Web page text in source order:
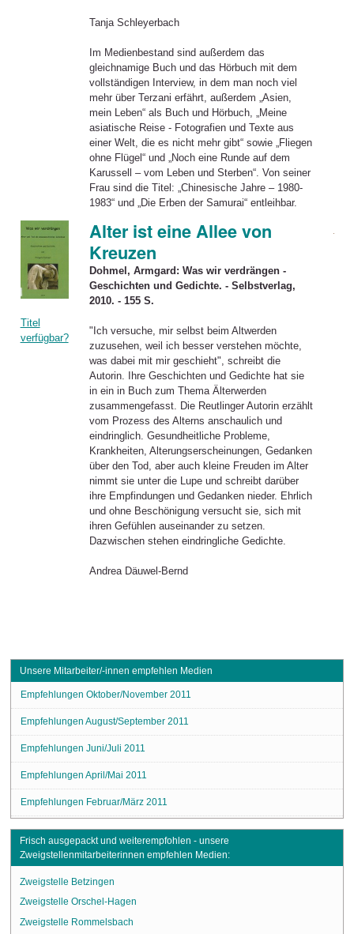
Tanja Schleyerbach
Im Medienbestand sind außerdem das
gleichnamige Buch und das Hörbuch mit dem
vollständigen Interview, in dem man noch viel
mehr über Terzani erfährt, außerdem „Asien,
mein Leben“ als Buch und Hörbuch, „Meine
asiatische Reise - Fotografien und Texte aus
einer Welt, die es nicht mehr gibt“ sowie „Fliegen
ohne Flügel“ und „Noch eine Runde auf dem
Karussell – vom Leben und Sterben“. Von seiner
Frau sind die Titel: „Chinesische Jahre – 1980-
1983“ und „Die Erben der Samurai“ entleihbar.
Titel
verfügbar?
Alter ist eine Allee von
Kreuzen
Dohmel, Armgard: Was wir verdrängen -
Geschichten und Gedichte. - Selbstverlag,
2010. - 155 S.
"Ich versuche, mir selbst beim Altwerden
zuzusehen, weil ich besser verstehen möchte,
was dabei mit mir geschieht", schreibt die
Autorin. Ihre Geschichten und Gedichte hat sie
in ein in Buch zum Thema Älterwerden
zusammengefasst. Die Reutlinger Autorin erzählt
vom Prozess des Alterns anschaulich und
eindringlich. Gesundheitliche Probleme,
Krankheiten, Alterungserscheinungen, Gedanken
über den Tod, aber auch kleine Freuden im Alter
nimmt sie unter die Lupe und schreibt darüber
ihre Empfindungen und Gedanken nieder. Ehrlich
und ohne Beschönigung versucht sie, sich mit
ihren Gefühlen auseinander zu setzen.
Dazwischen stehen eindringliche Gedichte.
Andrea Däuwel-Bernd
Unsere Mitarbeiter/-innen empfehlen Medien
Empfehlungen Oktober/November 2011
Empfehlungen August/September 2011
Empfehlungen Juni/Juli 2011
Empfehlungen April/Mai 2011
Empfehlungen Februar/März 2011
Frisch ausgepackt und weiterempfohlen - unsere
Zweigstellenmitarbeiterinnen empfehlen Medien:
Zweigstelle Betzingen
Zweigstelle Orschel-Hagen
Zweigstelle Rommelsbach